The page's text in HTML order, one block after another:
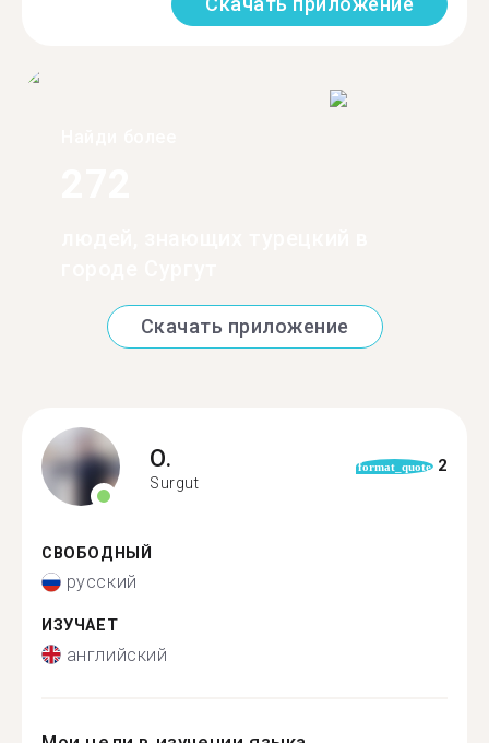
Скачать приложение
O.
Surgut
format_quote 2
СВОБОДНЫЙ
русский
ИЗУЧАЕТ
английский